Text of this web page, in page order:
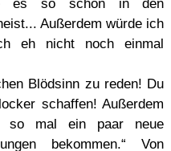
es so schön in den
Außerdem würde ich
eh nicht noch einmal
Blödsinn zu reden! Du
schaffen! Außerdem
so mal ein paar neue
bekommen.“ Von